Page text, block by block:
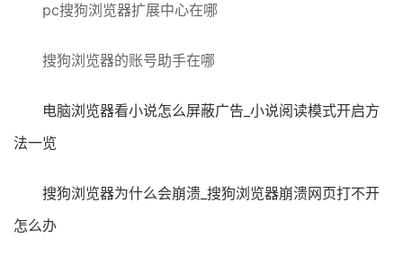
pc搜狗浏览器扩展中心在哪
搜狗浏览器的账号助手在哪
电脑浏览器看小说怎么屏蔽广告_小说阅读模式开启方
法一览
搜狗浏览器为什么会崩溃_搜狗浏览器崩溃网页打不开
怎么办